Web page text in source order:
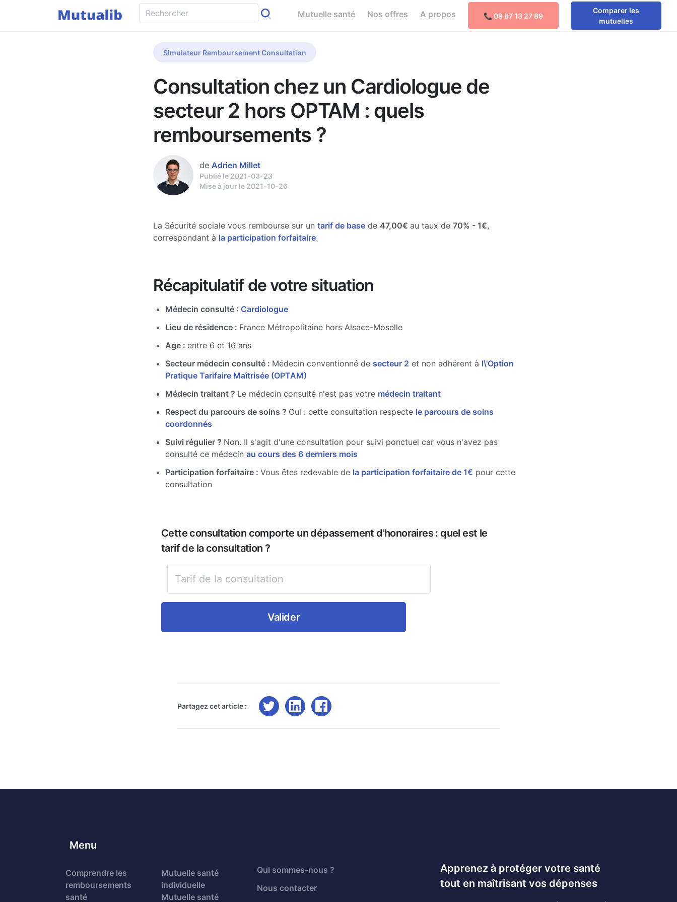
Mutuelle santé Nos offres A propos 📞 09 87 13 27 89
Comparer les
mutuelles
Simulateur Remboursement Consultation
Consultation chez un Cardiologue de
secteur 2 hors OPTAM : quels
remboursements ?
de Adrien Millet
Publié le 2021-03-23
Mise à jour le 2021-10-26
La Sécurité sociale vous rembourse sur un tarif de base de 47,00€ au taux de 70% - 1€,
correspondant à la participation forfaitaire.
Récapitulatif de votre situation
Médecin consulté : Cardiologue
Lieu de résidence : France Métropolitaine hors Alsace-Moselle
Age : entre 6 et 16 ans
Secteur médecin consulté : Médecin conventionné de secteur 2 et non adhérent à l\'Option
Pratique Tarifaire Maîtrisée (OPTAM)
Médecin traitant ? Le médecin consulté n'est pas votre médecin traitant
Respect du parcours de soins ? Oui : cette consultation respecte le parcours de soins
coordonnés
Suivi régulier ? Non. Il s'agit d'une consultation pour suivi ponctuel car vous n'avez pas
consulté ce médecin au cours des 6 derniers mois
Participation forfaitaire : Vous êtes redevable de la participation forfaitaire de 1€ pour cette
consultation
Cette consultation comporte un dépassement d'honoraires : quel est le
tarif de la consultation ?
Valider
Partagez cet article :
Menu
Comprendre les
remboursements
santé
Mutuelle santé
individuelle
Mutuelle santé
Qui sommes-nous ?
Nous contacter
Apprenez à protéger votre santé
tout en maîtrisant vos dépenses